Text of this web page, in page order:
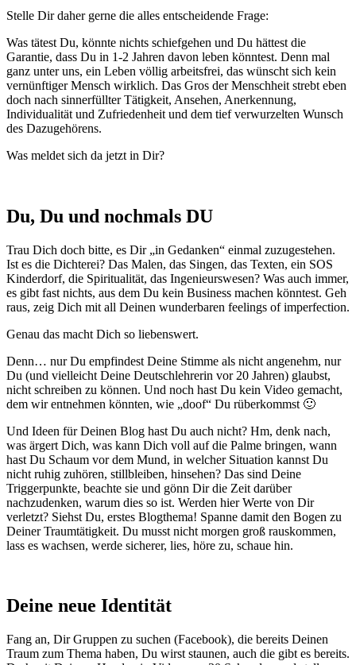
Stelle Dir daher gerne die alles entscheidende Frage:
Was tätest Du, könnte nichts schiefgehen und Du hättest die
Garantie, dass Du in 1-2 Jahren davon leben könntest. Denn mal
ganz unter uns, ein Leben völlig arbeitsfrei, das wünscht sich kein
vernünftiger Mensch wirklich. Das Gros der Menschheit strebt eben
doch nach sinnerfüllter Tätigkeit, Ansehen, Anerkennung,
Individualität und Zufriedenheit und dem tief verwurzelten Wunsch
des Dazugehörens.
Was meldet sich da jetzt in Dir?
Du, Du und nochmals DU
Trau Dich doch bitte, es Dir „in Gedanken“ einmal zuzugestehen.
Ist es die Dichterei? Das Malen, das Singen, das Texten, ein SOS
Kinderdorf, die Spiritualität, das Ingenieurswesen? Was auch immer,
es gibt fast nichts, aus dem Du kein Business machen könntest. Geh
raus, zeig Dich mit all Deinen wunderbaren feelings of imperfection.
Genau das macht Dich so liebenswert.
Denn… nur Du empfindest Deine Stimme als nicht angenehm, nur
Du (und vielleicht Deine Deutschlehrerin vor 20 Jahren) glaubst,
nicht schreiben zu können. Und noch hast Du kein Video gemacht,
dem wir entnehmen könnten, wie „doof“ Du rüberkommst 🙂
Und Ideen für Deinen Blog hast Du auch nicht? Hm, denk nach,
was ärgert Dich, was kann Dich voll auf die Palme bringen, wann
hast Du Schaum vor dem Mund, in welcher Situation kannst Du
nicht ruhig zuhören, stillbleiben, hinsehen? Das sind Deine
Triggerpunkte, beachte sie und gönn Dir die Zeit darüber
nachzudenken, warum dies so ist. Werden hier Werte von Dir
verletzt? Siehst Du, erstes Blogthema! Spanne damit den Bogen zu
Deiner Traumtätigkeit. Du musst nicht morgen groß rauskommen,
lass es wachsen, werde sicherer, lies, höre zu, schaue hin.
Deine neue Identität
Fang an, Dir Gruppen zu suchen (Facebook), die bereits Deinen
Traum zum Thema haben, Du wirst staunen, auch die gibt es bereits.